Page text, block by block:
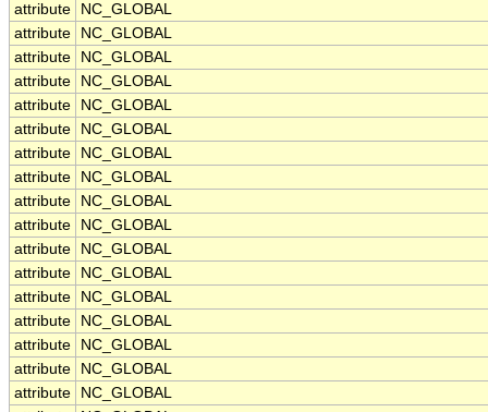
attribute
NC_GLOBAL
attribute
NC_GLOBAL
attribute
NC_GLOBAL
attribute
NC_GLOBAL
attribute
NC_GLOBAL
attribute
NC_GLOBAL
attribute
NC_GLOBAL
attribute
NC_GLOBAL
attribute
NC_GLOBAL
attribute
NC_GLOBAL
attribute
NC_GLOBAL
attribute
NC_GLOBAL
attribute
NC_GLOBAL
attribute
NC_GLOBAL
attribute
NC_GLOBAL
attribute
NC_GLOBAL
attribute
NC_GLOBAL